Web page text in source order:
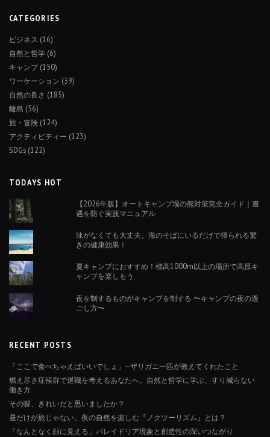
CATEGORIES
ビジネス (16)
自然と哲学 (6)
キャンプ(150)
ワーケーション (39)
自然の良さ (185)
離島 (56)
旅・冒険 (124)
アクティビティー (123)
SDGs (122)
TODAYS HOT
【2026年版】オートキャンプ場の熊対策完全ガイド｜遭
遇を防ぐ実践マニュアル
泳がなくても大丈夫。海のそばにいるだけで得られる驚
きの健康効果！
夏キャンプにおすすめ！標高1000m以上の場所で高原キ
ャンプを楽しもう
夜を制するものがキャンプを制する 〜キャンプの夜の過
ごし方〜
RECENT POSTS
「ここで食べちゃえばいいでしょ」—ザリガニ一匹が教えてくれたこと
燃え尽き症候群で退職を考えるあなたへ。自然と哲学に学ぶ、すり減らない
働き方
その蝶、きれいだと思いましたか？
昼だけが旅じゃない。夜の自然を楽しむ『ノクツーリズム』とは？
「なんとなく顔に見える」パレイドリア現象と創造性の深いつながり